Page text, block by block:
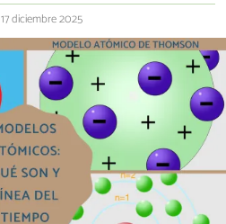
17 diciembre 2025